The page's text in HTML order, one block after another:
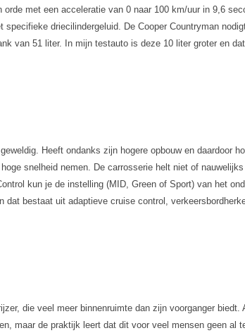
met een acceleratie van 0 naar 100 km/uur in 9,6
specifieke driecilindergeluid. De Cooper Countryman
van 51 liter. In mijn testauto is deze 10 liter groter en
Heeft ondanks zijn hogere opbouw en
snelheid nemen. De carrosserie helt niet of
kun je de instelling (MID, Green of Sport) van het
dat bestaat uit adaptieve cruise control,
die veel meer binnenruimte dan zijn voorganger
maar de praktijk leert dat dit voor veel mensen geen